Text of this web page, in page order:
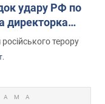
удару РФ по
директорка
чоловік та онук
терору